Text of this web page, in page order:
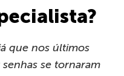
que nos últimos
se tornaram